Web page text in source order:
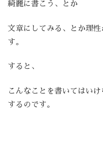
綺麗に書こう、とか
文章にしてみる、とか理
す。
すると、
こんなことを書いてはい
するのです。